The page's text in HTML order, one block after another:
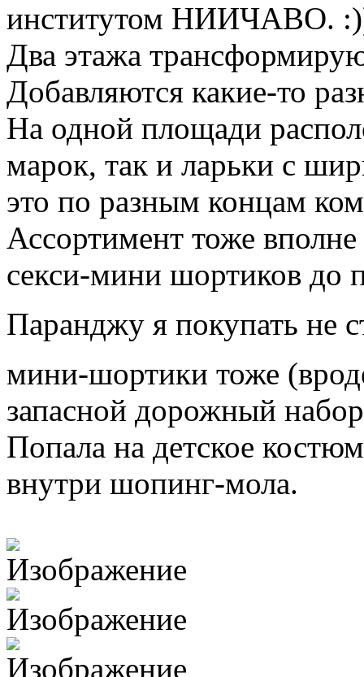
институтом НИИЧАВО.
Два этажа
Добавляются какие-то
На одной площади
марок, так и ларьки с
это по разным концам
Ассортимент тоже
секси-мини шортиков до
Паранджу я покупать не
мини-шортики тоже
запасной дорожный
Попала на детское
внутри шопинг-мола.